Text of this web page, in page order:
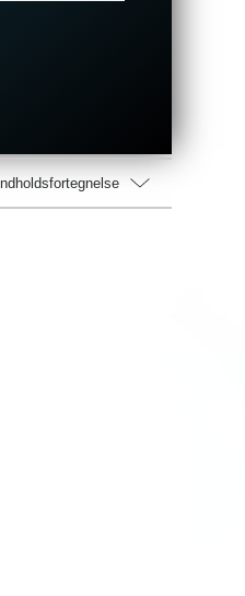
Indholdsfortegnelse